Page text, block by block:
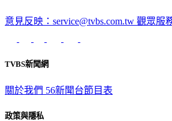
意見反映：service@tvbs.com.tw 觀眾服
TVBS新聞網
關於我們 56新聞台節目表
政策與隱私